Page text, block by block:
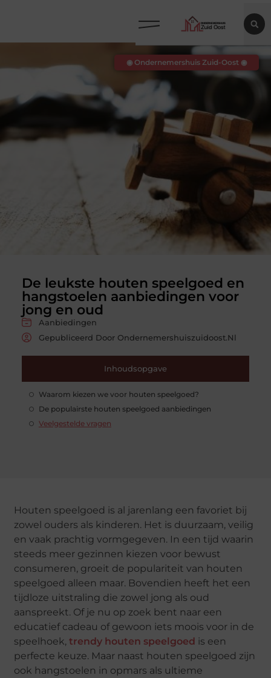
De leukste houten speelgoed en
hangstoelen aanbiedingen voor
jong en oud
Aanbiedingen
Gepubliceerd Door Ondernemershuiszuidoost.nl
Inhoudsopgave
Waarom kiezen we voor houten speelgoed?
De populairste houten speelgoed aanbiedingen
Veelgestelde vragen
◉ Ondernemershuis Zuid-Oost ◉
Houten speelgoed is al jarenlang een favoriet bij
zowel ouders als kinderen. Het is duurzaam, veilig
en vaak prachtig vormgegeven. In een tijd waarin
steeds meer gezinnen kiezen voor bewust
consumeren, groeit de populariteit van houten
speelgoed alleen maar. Bovendien heeft het een
tijdloze uitstraling die zowel jong als oud
aanspreekt. Of je nu op zoek bent naar een
educatief cadeau of gewoon iets moois voor in de
speelhoek,trendy houten speelgoed is een
perfecte keuze. Maar naast houten speelgoed zijn
ook hangstoelen in opmars als ultieme